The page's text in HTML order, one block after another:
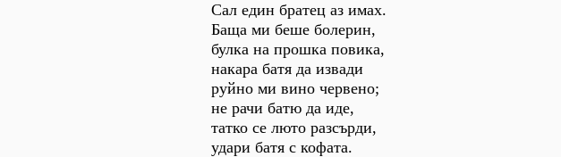
Сал един братец аз имах.
Баща ми беше болерин,
булка на прошка повика,
накара батя да извади
руйно ми вино червено;
не рачи батю да иде,
татко се люто разсърди,
удари батя с кофата.